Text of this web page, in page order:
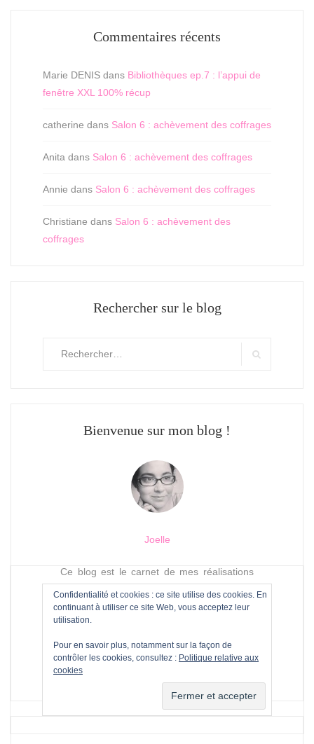
Commentaires récents
Marie DENIS dans Bibliothèques ep.7 : l’appui de
fenêtre XXL 100% récup
catherine dans Salon 6 : achèvement des coffrages
Anita dans Salon 6 : achèvement des coffrages
Annie dans Salon 6 : achèvement des coffrages
Christiane dans Salon 6 : achèvement des
coffrages
Rechercher sur le blog
Bienvenue sur mon blog !
Joelle
Ce blog est le carnet de mes réalisations
brico/déco et de la rénovation de notre
maison ! Je suis ravie que vous veniez me
rendre visite. N'hésitez pas à me laisser
vos impressions ou à me contacter, sur le
blog ou les réseaux sociaux. Bonne visite !
Confidentialité et cookies : ce site utilise des cookies. En
continuant à utiliser ce site Web, vous acceptez leur
utilisation.
Pour en savoir plus, notamment sur la façon de
contrôler les cookies, consultez : Politique relative aux
cookies